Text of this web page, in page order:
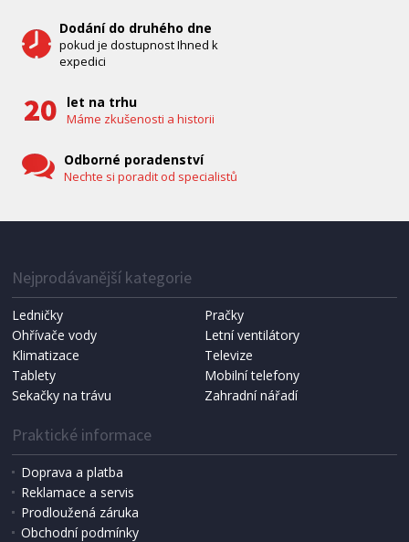
NÁHRADNÍ SÁČKY DO VYSAVAČE
Koma KRA-SB02S (Multi Bag, S-BAG SMS)
Dodání do druhého dne
pokud je dostupnost Ihned k
expedici
let na trhu
Máme zkušenosti a historii
Odborné poradenství
Nechte si poradit od specialistů
Nejprodávanější kategorie
Ledničky
Pračky
Ohřívače vody
Letní ventilátory
Klimatizace
Televize
Tablety
Mobilní telefony
Sekačky na trávu
Zahradní nářadí
Praktické informace
Doprava a platba
Reklamace a servis
Prodloužená záruka
Obchodní podmínky